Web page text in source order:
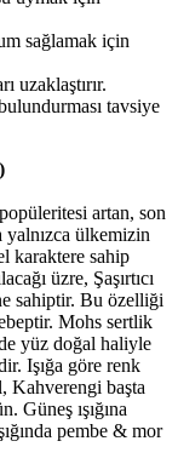
sağlamak için
uzaklaştırır.
tavsiye
artan, son
yalnızca ülkemizin
karaktere sahip
üzre, Şaşırtıcı
sahiptir. Bu özelliği
Mohs sertlik
yüz doğal haliyle
Işığa göre renk
Kahverengi başta
Güneş ışığına
pembe & mor